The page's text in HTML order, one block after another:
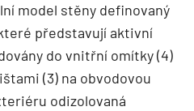
model stěny definovaný
představují aktivní
do vnitřní omítky (4)
(3) na obvodovou
odizolovaná